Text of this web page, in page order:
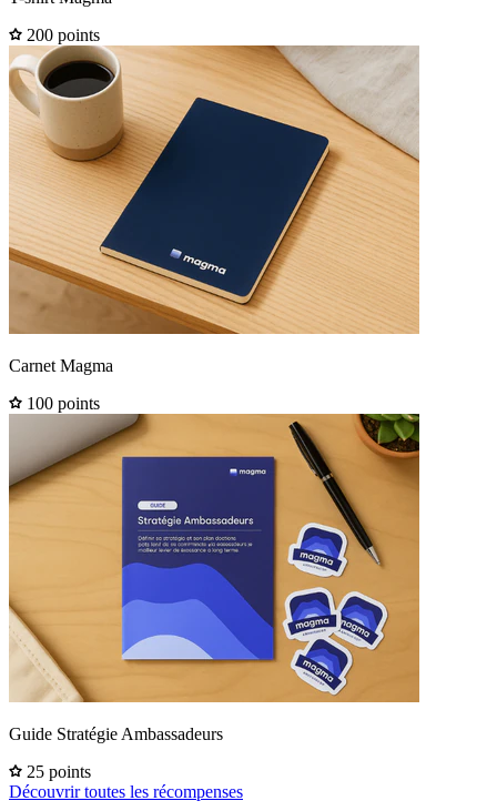
200 points
Carnet Magma
100 points
Guide Stratégie Ambassadeurs
25 points
Découvrir toutes les récompenses